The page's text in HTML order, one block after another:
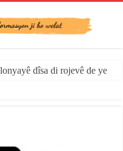
dîsa di rojevê de ye